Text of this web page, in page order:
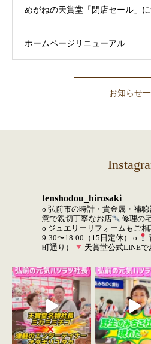
めがねの天賞堂「閉店セール」
ホームページリニューアル
お知らせ
tenshodou_hirosaki
o 弘前市の時計・貴金属・補
意で親切丁寧なお店
修理の
o ジュエリーリフォームもご
9:30〜18:00（15日定休）
o
町通り）
天賞堂公式LINEで